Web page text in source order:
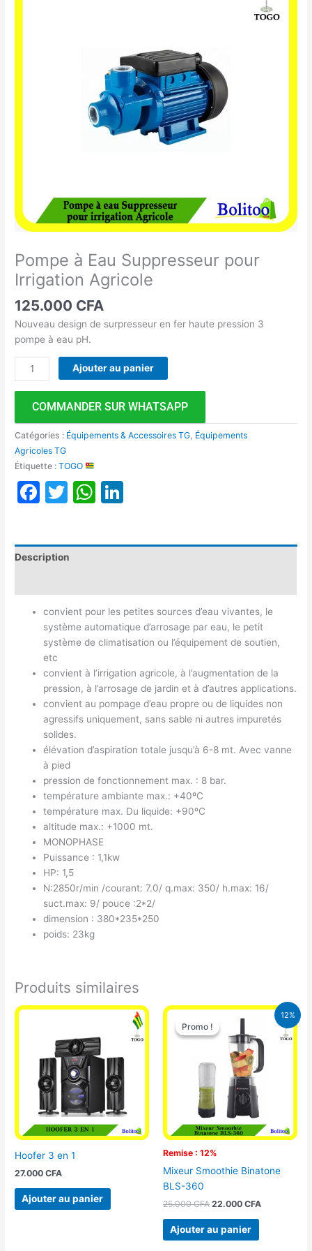
Pompe à Eau Suppresseur pour
Irrigation Agricole
125.000 CFA
Nouveau design de surpresseur en fer haute pression 3
pompe à eau pH.
Ajouter au panier
COMMANDER SUR WHATSAPP
Catégories : Équipements & Accessoires TG Équipements
Agricoles TG
Étiquette :TOGO
Facebook
TwitterWhatsApp
Description
convient pour les petites sources d’eau vivantes, le
système automatique d’arrosage par eau, le petit
système de climatisation ou l’équipement de soutien,
etc
convient à l’irrigation agricole, à l’augmentation de la
pression, à l’arrosage de jardin et à d’autres applications.
convient au pompage d’eau propre ou de liquides non
agressifs uniquement, sans sable ni autres impuretés
solides.
élévation d’aspiration totale jusqu’à 6-8 mt. Avec vanne
à pied
pression de fonctionnement max. : 8 bar.
température ambiante max.: +40ºC
température max. Du liquide: +90ºC
altitude max.: +1000 mt.
MONOPHASE
Puissance : 1,1kw
HP: 1,5
N:2850r/min /courant: 7.0/ q.max: 350/ h.max: 16/
suct.max: 9/ pouce :2*2/
dimension : 380*235*250
poids: 23kg
Produits similaires
Hoofer 3 en 1
27.000CFA
Ajouter au panier
12%
Promo !
Remise : 12%
Promo !
Mixeur Smoothie Binatone
BLS-360
25.000CFA
Le
prix
initial
était :
25.000 CFA.
22.000 CFA
Le
prix
actuel
est :
Ajouter au panier